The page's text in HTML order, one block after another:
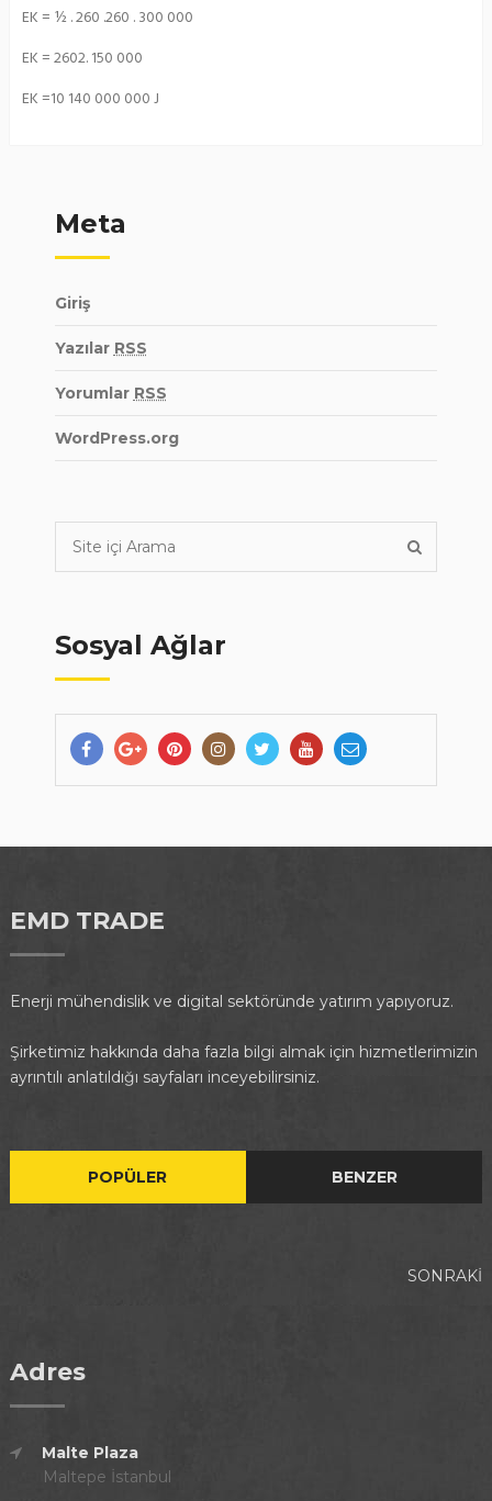
EK = ½ . 260 .260 . 300 000
EK = 2602. 150 000
EK =10 140 000 000 J
Meta
Giriş
Yazılar RSS
Yorumlar RSS
WordPress.org
Sosyal Ağlar
EMD TRADE
Enerji mühendislik ve digital sektöründe yatırım yapıyoruz.
Şirketimiz hakkında daha fazla bilgi almak için hizmetlerimizin
ayrıntılı anlatıldığı sayfaları inceyebilirsiniz.
POPÜLER BENZER
SONRAKI
Adres
Malte Plaza
Maltepe İstanbul